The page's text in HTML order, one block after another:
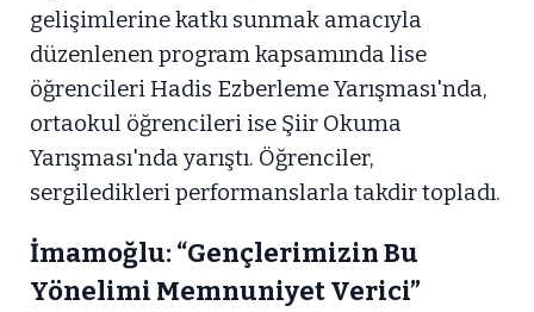
gelişimlerine katkı sunmak amacıyla
düzenlenen program kapsamında lise
öğrencileri Hadis Ezberleme Yarışması'nda,
ortaokul öğrencileri ise Şiir Okuma
Yarışması'nda yarıştı. Öğrenciler,
sergiledikleri performanslarla takdir topladı.
İmamoğlu: “Gençlerimizin Bu
Yönelimi Memnuniyet Verici”